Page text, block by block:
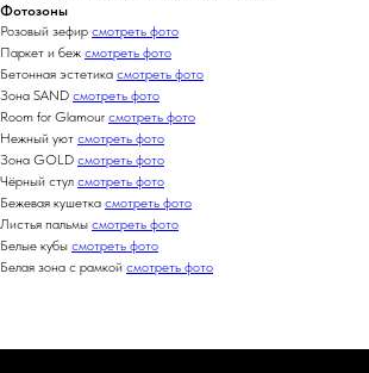
Фотозоны
Розовый зефир смотреть фото
Паркет и беж смотреть фото
Бетонная эстетика смотреть фото
Зона SAND смотреть фото
Room for Glamour смотреть фото
Нежный уют смотреть фото
Зона GOLD смотреть фото
Чёрный стул смотреть фото
Бежевая кушетка смотреть фото
Листья пальмы смотреть фото
Белые кубы смотреть фото
Белая зона с рамкой смотреть фото